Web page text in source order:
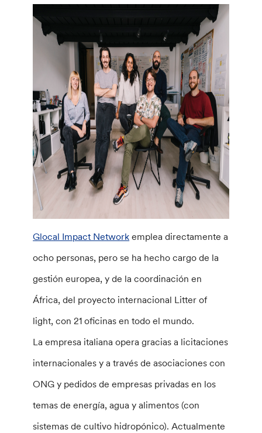
Glocal Impact Network emplea directamente a
ocho personas, pero se ha hecho cargo de la
gestión europea, y de la coordinación en
África, del proyecto internacional Litter of
light, con 21 oficinas en todo el mundo.
La empresa italiana opera gracias a licitaciones
internacionales y a través de asociaciones con
ONG y pedidos de empresas privadas en los
temas de energía, agua y alimentos (con
sistemas de cultivo hidropónico). Actualmente